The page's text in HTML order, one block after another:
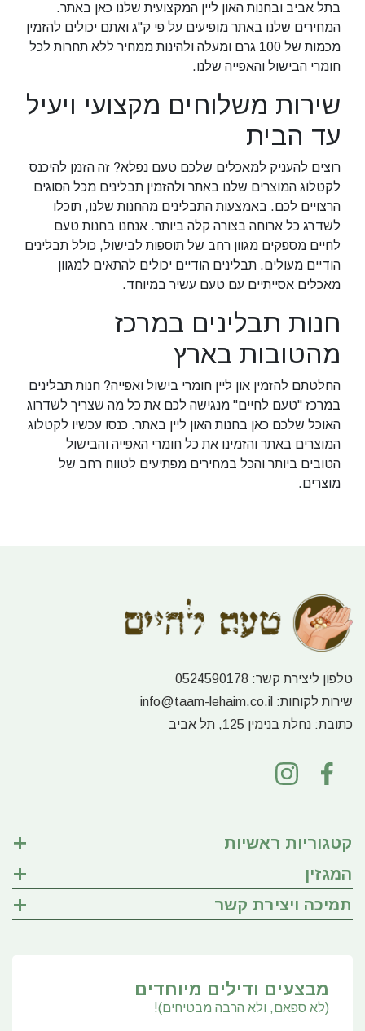
בתל אביב ובחנות האון ליין המקצועית שלנו כאן באתר.
המחירים שלנו באתר מופיעים על פי ק"ג ואתם יכולים להזמין
מכמות של 100 גרם ומעלה ולהינות ממחיר ללא תחרות לכל
חומרי הבישול והאפייה שלנו.
שירות משלוחים מקצועי ויעיל
עד הבית
רוצים להעניק למאכלים שלכם טעם נפלא? זה הזמן להיכנס
לקטלוג המוצרים שלנו באתר ולהזמין תבלינים מכל הסוגים
הרצויים לכם. באמצעות התבלינים מהחנות שלנו, תוכלו
לשדרג כל ארוחה בצורה קלה ביותר. אנחנו בחנות טעם
לחיים מספקים מגוון רחב של תוספות לבישול, כולל תבלינים
הודיים מעולים. תבלינים הודיים יכולים להתאים למגוון
מאכלים אסייתיים עם טעם עשיר במיוחד.
חנות תבלינים במרכז
מהטובות בארץ
החלטתם להזמין און ליין חומרי בישול ואפייה? חנות תבלינים
במרכז "טעם לחיים" מנגישה לכם את כל מה שצריך לשדרוג
האוכל שלכם כאן בחנות האון ליין באתר. כנסו עכשיו לקטלוג
המוצרים באתר והזמינו את כל חומרי האפייה והבישול
הטובים ביותר והכל במחירים מפתיעים לטווח רחב של
מוצרים.
טלפון ליצירת קשר: 0524590178
שירות לקוחות: info@taam-lehaim.co.il
כתובת: נחלת בנימין 125, תל אביב
קטגוריות ראשיות
המגזין
תמיכה ויצירת קשר
מבצעים ודילים מיוחדים
(לא ספאם, ולא הרבה מבטיחים)!